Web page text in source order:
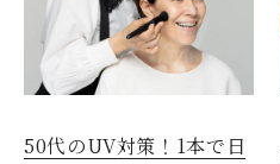
50代のUV対策！1本で日